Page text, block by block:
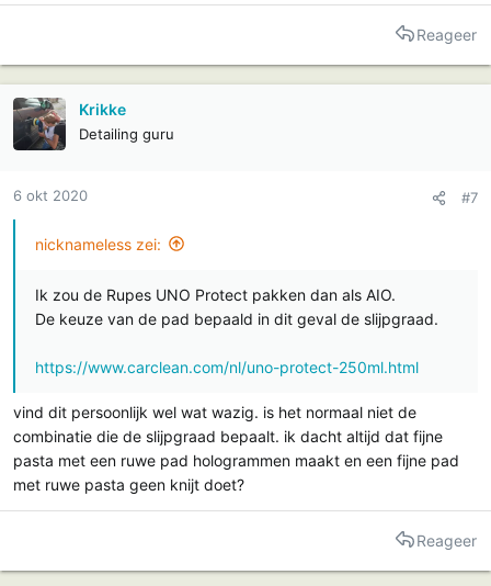
Reageer
Krikke
Detailing guru
6 okt 2020 #7
nicknameless zei:
Ik zou de Rupes UNO Protect pakken dan als AIO.
De keuze van de pad bepaald in dit geval de slijpgraad.
https://www.carclean.com/nl/uno-protect-250ml.html
vind dit persoonlijk wel wat wazig. is het normaal niet de
combinatie die de slijpgraad bepaalt. ik dacht altijd dat fijne
pasta met een ruwe pad hologrammen maakt en een fijne pad
met ruwe pasta geen knijt doet?
Reageer